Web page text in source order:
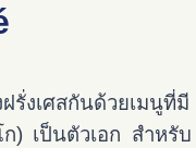
รั่งเศสกันด้วยเมนูที่มี
) เป็นตัวเอก สำหรับ